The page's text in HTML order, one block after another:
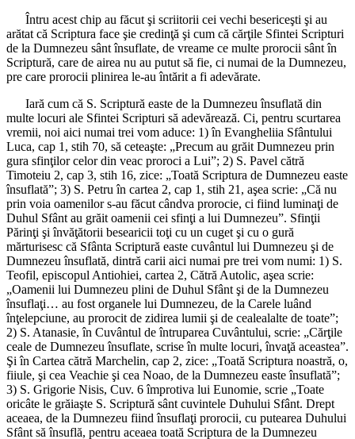
Întru acest chip au făcut şi scriitorii cei vechi besericeşti şi au
arătat că Scriptura face şie credinţă şi cum că cărţile Sfintei Scripturi
de la Dumnezeu sânt însuflate, de vreame ce multe prorocii sânt în
Scriptură, care de airea nu au putut să fie, ci numai de la Dumnezeu,
pre care prorocii plinirea le-au întărit a fi adevărate.
Iară cum că S. Scriptură easte de la Dumnezeu însuflată din
multe locuri ale Sfintei Scripturi să adevărează. Ci, pentru scurtarea
vremii, noi aici numai trei vom aduce: 1) în Evangheliia Sfântului
Luca, cap 1, stih 70, să ceteaşte: „Precum au grăit Dumnezeu prin
gura sfinţilor celor din veac proroci a Lui”; 2) S. Pavel cătră
Timoteiu 2, cap 3, stih 16, zice: „Toată Scriptura de Dumnezeu easte
însuflată”; 3) S. Petru în cartea 2, cap 1, stih 21, aşea scrie: „Că nu
prin voia oamenilor s-au făcut cândva prorocie, ci fiind luminaţi de
Duhul Sfânt au grăit oamenii cei sfinţi a lui Dumnezeu”. Sfinţii
Părinţi şi învăţătorii besearicii toţi cu un cuget şi cu o gură
mărturisesc că Sfânta Scriptură easte cuvântul lui Dumnezeu şi de
Dumnezeu însuflată, dintră carii aici numai pre trei vom numi: 1) S.
Teofil, episcopul Antiohiei, cartea 2, Cătră Autolic, aşea scrie:
„Oamenii lui Dumnezeu plini de Duhul Sfânt şi de la Dumnezeu
însuflaţi… au fost organele lui Dumnezeu, de la Carele luând
înţelepciune, au prorocit de zidirea lumii şi de cealealalte de toate”;
2) S. Atanasie, în Cuvântul de întruparea Cuvântului, scrie: „Cărţile
ceale de Dumnezeu însuflate, scrise în multe locuri, învaţă aceastea”.
Şi în Cartea cătră Marchelin, cap 2, zice: „Toată Scriptura noastră, o,
fiiule, şi cea Veachie şi cea Noao, de la Dumnezeu easte însuflată”;
3) S. Grigorie Nisis, Cuv. 6 împrotiva lui Eunomie, scrie „Toate
oricâte le grăiaşte S. Scriptură sânt cuvintele Duhului Sfânt. Drept
aceaea, de la Dumnezeu fiind însuflaţi prorocii, cu putearea Duhului
Sfânt să însuflă, pentru aceaea toată Scriptura de la Dumnezeu